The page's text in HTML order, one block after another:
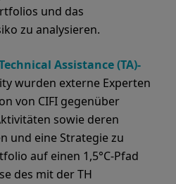
und das
zu analysieren.
Assistance (TA)-
wurden externe Experten
von CIFI gegenüber
sowie deren
und eine Strategie zu
auf einen 1,5°C-Pfad
des mit der TH